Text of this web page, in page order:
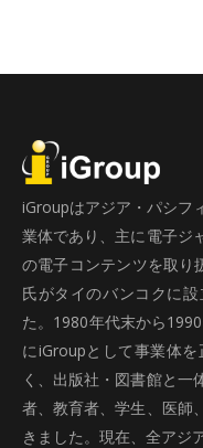
iGroupはアジア・パシフ
業体であり、主に電子ジ
の電子コンテンツを取
氏がタイのバンコクに
た。1980年代末から
にiGroupとして事業体
く、出版社・図書館と一
者、教育者、学生、医師
きました。現在、全アジ